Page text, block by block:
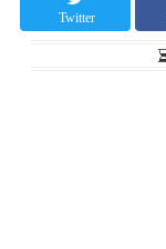
Twitter